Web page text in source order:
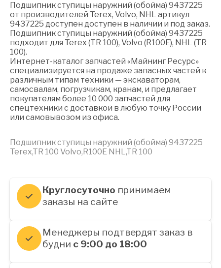
Подшипник ступицы наружний (обойма) 9437225
от производителей Terex, Volvo, NHL артикул
9437225 доступен доступен в наличии и под заказ.
Подшипник ступицы наружний (обойма) 9437225
подходит для Terex (TR 100), Volvo (R100E), NHL (TR
100).
Интернет-каталог запчастей «Майнинг Ресурс»
специализируется на продаже запасных частей к
различным типам техники — экскаваторам,
самосвалам, погрузчикам, кранам, и предлагает
покупателям более 10 000 запчастей для
спецтехники с доставкой в любую точку России
или самовывозом из офиса.
Подшипник ступицы наружний (обойма) 9437225
Terex,TR 100 Volvo,R100E NHL,TR 100
Круглосуточно принимаем
заказы на сайте
Менеджеры подтвердят заказ в
будни с 9:00 до 18:00